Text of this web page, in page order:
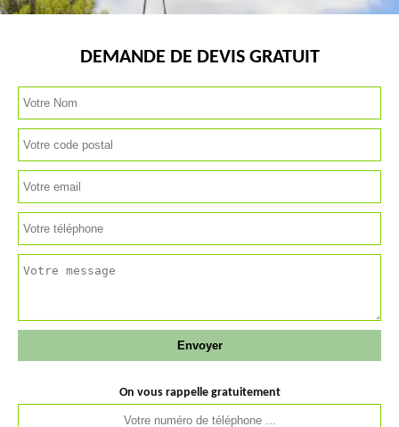
DEMANDE DE DEVIS GRATUIT
On vous rappelle gratuitement